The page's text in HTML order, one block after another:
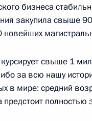
мастерству
в
бизнеса
закупила свыше
свыше 1
за всю нашу
в мире: средний